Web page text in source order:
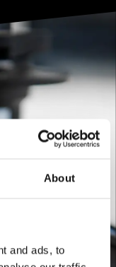
About
and ads, to